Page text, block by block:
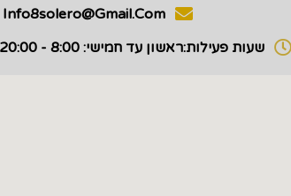
Info8solero@gmail.com
שעות פעילות:ראשון עד חמישי: 8:00 - 20:00